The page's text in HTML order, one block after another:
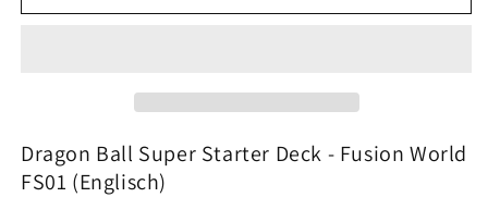
Dragon
Deck:
Son
Goku
Dragon
Deck:
Son
Goku
Dragon Ball Super Starter Deck - Fusion World
FS01 (Englisch)